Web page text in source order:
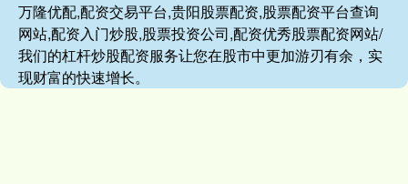
万隆优配,配资交易平台,贵阳股票配资,股票配资平台查询
网站,配资入门炒股,股票投资公司,配资优秀股票配资网站/
我们的杠杆炒股配资服务让您在股市中更加游刃有余，实
现财富的快速增长。